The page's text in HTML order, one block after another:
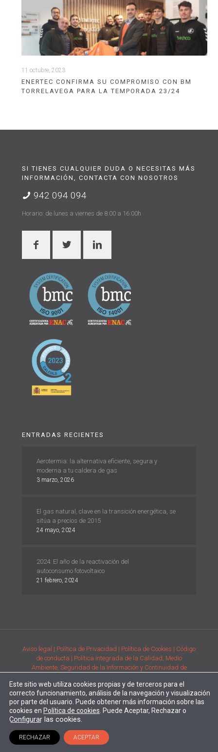
11 octubre, 2023
ENERTEC CONFIRMA SU COMPROMISO CON BM
TORRELAVEGA PARA LA TEMPORADA 23/24
SI TIENES CUALQUIER DUDA O NECESITAS MÁS
INFORMACIÓN, CONTACTA CON NOSOTROS
942 094 094
Horario: de lunes a viernes de 8:00 a 16:00h
ENTRADAS RECIENTES
Aerotermia: la alternativa eficiente, segura y
moderna a tu caldera de gas
3 marzo, 2026
El gas natural, clave en la transición energética, se
sitúa a precios de 2015
24 mayo, 2024
2024: El año de la reactivación del
autoconsumo fotovoltaico
21 febrero, 2024
Aviso legal | Política de Privacidad | Política de Cookies | Código
de conducta | Política Integrada de la Calidad, Medio
Ambiente, Seguridad de la Información y Continuidad de
de productos| Comunicación de requisitos ambientales y de
prestación del servicio
Desarrollado porAlpe Creativa| Enertec forma parte delGrupo
Este sitio web utiliza cookies propias y de terceros para el
correcto funcionamiento, análisis de la navegación y visualización
por parte del usuario. Puede obtener más información sobre las
cookies en Política de cookies . Puede Aceptar, Rechazar o
Configurar las cookies.
ACEPTAR
RECHAZAR